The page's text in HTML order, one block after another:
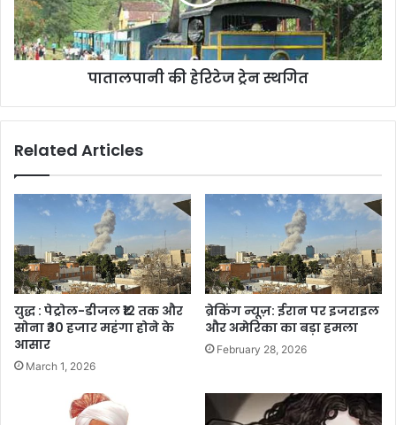
पातालपानी की हेरिटेज ट्रेन स्थगित
Related Articles
युद्ध : पेट्रोल-डीजल ₹12 तक और
सोना ₹30 हजार महंगा होने के
आसार
March 1, 2026
ब्रेकिंग न्यूज़: ईरान पर इजराइल
और अमेरिका का बड़ा हमला
February 28, 2026